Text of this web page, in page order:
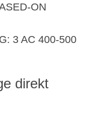
ON
3 AC 400-500
direkt